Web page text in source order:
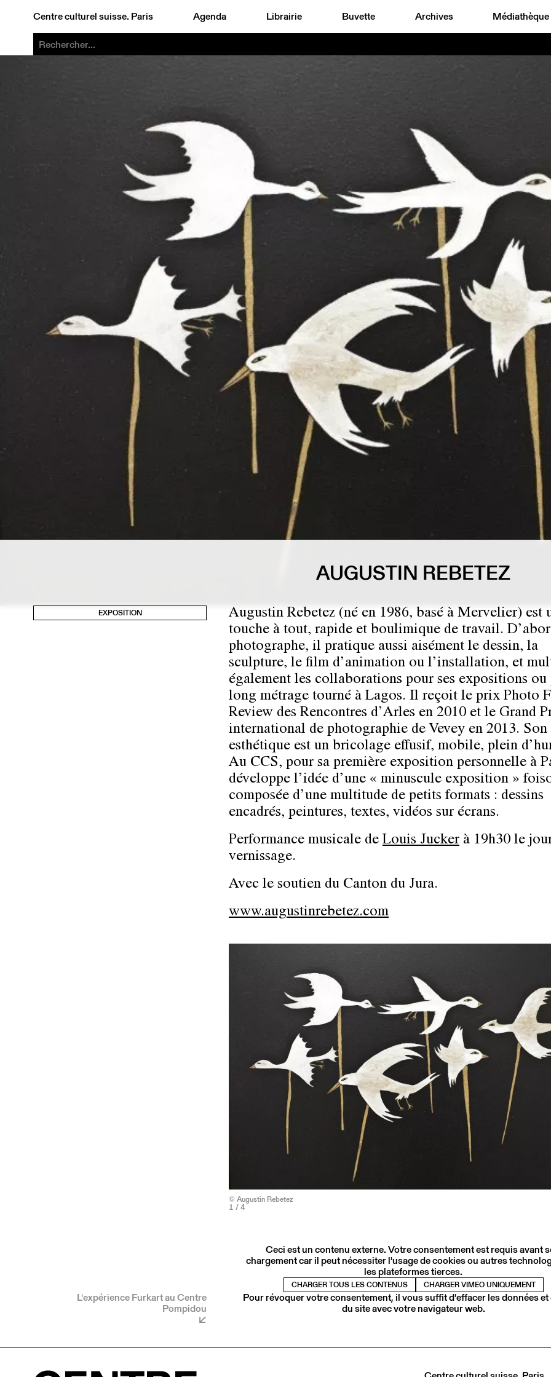
Centre culturel suisse. Paris Agenda Librairie Buvette Archives Médiathèque
AUGUSTIN REBETEZ
EXPOSITION
L'expérience Furkart au Centre
Pompidou
Augustin Rebetez (né en 1986, basé à Mervelier) est
touche à tout, rapide et boulimique de travail.
photographe, il pratique aussi aisément le dessin, la
sculpture, le film d’animation ou l’installation, et
également les collaborations pour ses expositions ou
long métrage tourné à Lagos. Il reçoit le prix Photo
Review des Rencontres d’Arles en 2010 et le Grand
international de photographie de Vevey en 2013. Son
esthétique est un bricolage effusif, mobile, plein
Au CCS, pour sa première exposition personnelle à
développe l’idée d’une « minuscule exposition »
composée d’une multitude de petits formats : dessins
encadrés, peintures, textes, vidéos sur écrans.
Performance musicale de Louis Jucker à 19h30 le
vernissage.
Avec le soutien du Canton du Jura.
www.augustinrebetez.com
© Augustin Rebetez
1 / 4
Ceci est un contenu externe. Votre consentement est requis avant
chargement car il peut nécessiter l'usage de cookies ou autres
les plateformes tierces.
CHARGER TOUS LES CONTENUS CHARGER VIMEO UNIQUEMENT
Pour révoquer votre consentement, il vous suffit d'effacer les données
du site avec votre navigateur web.